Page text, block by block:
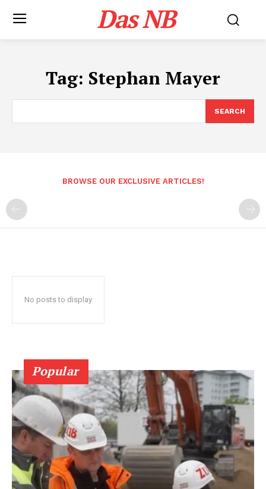
Das NB
Tag: Stephan Mayer
SEARCH
BROWSE OUR EXCLUSIVE ARTICLES!
No posts to display
Popular